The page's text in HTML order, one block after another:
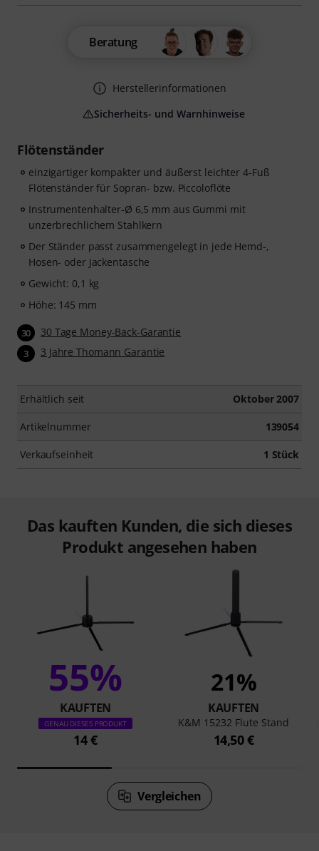
Flötenständer
einzigartiger kompakter und äußerst leichter 4-Fuß
Flötenständer für Sopran- bzw. Piccoloflöte
Instrumentenhalter-Ø 6,5 mm aus Gummi mit
unzerbrechlichem Stahlkern
Der Ständer passt zusammengelegt in jede Hemd-,
Hosen- oder Jackentasche
Gewicht: 0,1 kg
Höhe: 145 mm
30 30 Tage Money-Back-Garantie
3 3 Jahre Thomann Garantie
Erhältlich seit Oktober 2007
Artikelnummer 139054
Verkaufseinheit 1 Stück
Beratung
Herstellerinformationen
Sicherheits- und Warnhinweise
Das kauften Kunden, die sich dieses
Produkt angesehen haben
55%
KAUFTEN
GENAU DIESES PRODUKT
14 €
21%
KAUFTEN
K&M 15232 Flute Stand
14,50 €
Vergleichen